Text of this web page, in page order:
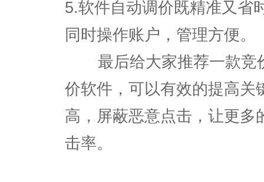
5.软件自动调价既精准又省
同时操作账户，管理方便。
最后给大家推荐一款竞
价软件，可以有效的提高关
高，屏蔽恶意点击，让更多
击率。